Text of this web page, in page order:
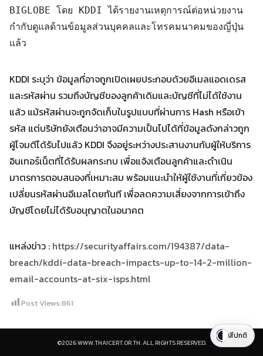
BIGLOBE โดย KDDI ได้รายงานเหตุการณ์ต่อหน่วยงาน
กำกับดูแลด้านข้อมูลส่วนบุคคลและโทรคมนาคมของญี่ปุ่น
แล้ว
KDDI ระบุว่า ข้อมูลที่อาจถูกเปิดเผยประกอบด้วยอีเมลแอดเดรส
และรหัสผ่าน รวมถึงบัญชีของลูกค้าเดิมและบัญชีที่ไม่ได้ใช้งาน
แล้ว แม้รหัสผ่านจะถูกจัดเก็บในรูปแบบที่ผ่านการ Hash หรือเข้า
รหัส แต่บริษัทยังเตือนว่าอาจมีความเป็นไปได้ที่ข้อมูลดังกล่าวถูก
ผู้โจมตีได้รับไปแล้ว KDDI จึงอยู่ระหว่างประสานงานกับผู้ให้บริการ
อินเทอร์เน็ตที่ได้รับผลกระทบ เพื่อแจ้งเตือนลูกค้าและดำเนิน
มาตรการตอบสนองที่เหมาะสม พร้อมแนะนำให้ผู้ใช้งานที่เกี่ยวข้อง
เปลี่ยนรหัสผ่านอีเมลโดยทันที เพื่อลดความเสี่ยงจากการเข้าถึง
บัญชีโดยไม่ได้รับอนุญาตในอนาคต
แหล่งข่าว : https://securityaffairs.com/194387/data-
breach/kddi-data-breach-impacts-up-to-14-2-million-
email-accounts-at-six-isps.html
Post Views:861
©2026 WWW.THAICERT.OR.TH. ALL RIGHTS RESERVED.
สีปกติ